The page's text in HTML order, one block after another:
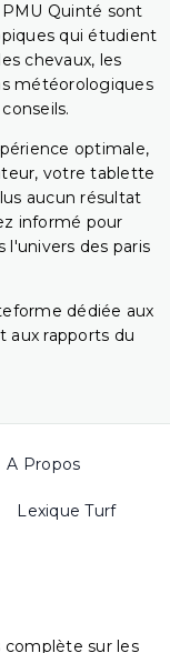
Quinté sont
qui étudient
chevaux, les
météorologiques
optimale,
votre tablette
aucun résultat
informé pour
l'univers des paris
dédiée aux
aux rapports du
A Propos
Lexique Turf
complète sur les